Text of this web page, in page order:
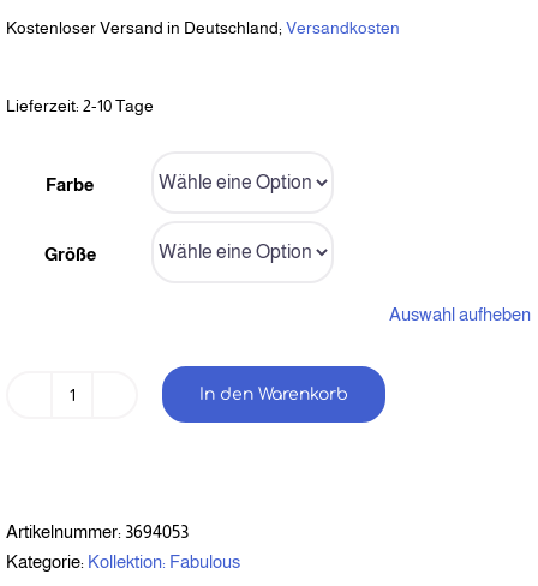
Kostenloser Versand in Deutschland; Versandkosten
Lieferzeit: 2-10 Tage
Farbe
Größe
Auswahl aufheben
Bestickte
"FABULOUS"
(Weißer
In den Warenkorb
Artikelnummer: 3694053
Kategorie: Kollektion: Fabulous